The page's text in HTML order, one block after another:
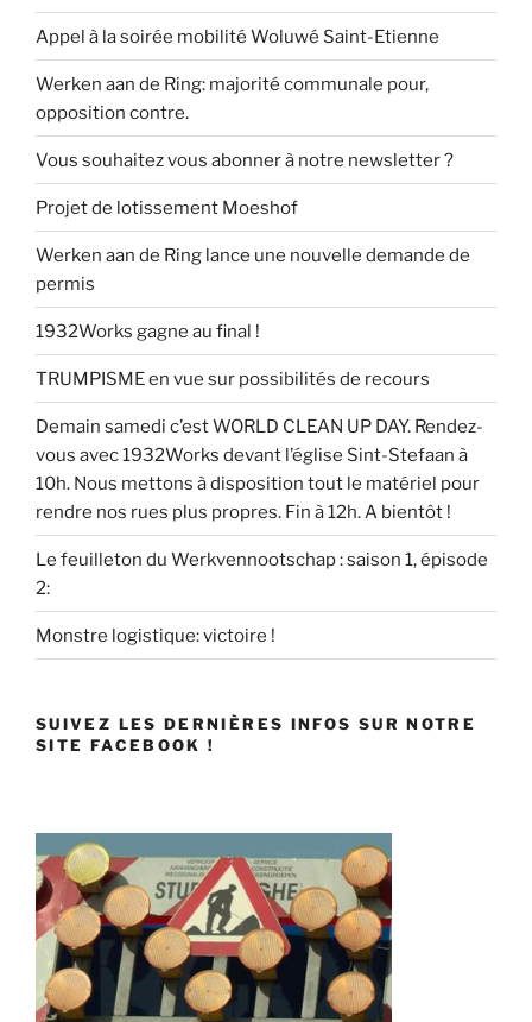
Appel à la soirée mobilité Woluwé Saint-Etienne
Werken aan de Ring: majorité communale pour,
opposition contre.
Vous souhaitez vous abonner à notre newsletter ?
Projet de lotissement Moeshof
Werken aan de Ring lance une nouvelle demande de
permis
1932Works gagne au final !
TRUMPISME en vue sur possibilités de recours
Demain samedi c’est WORLD CLEAN UP DAY. Rendez-
vous avec 1932Works devant l’église Sint-Stefaan à
10h. Nous mettons à disposition tout le matériel pour
rendre nos rues plus propres. Fin à 12h. A bientôt !
Le feuilleton du Werkvennootschap : saison 1, épisode
2:
Monstre logistique: victoire !
SUIVEZ LES DERNIÈRES INFOS SUR NOTRE
SITE FACEBOOK !